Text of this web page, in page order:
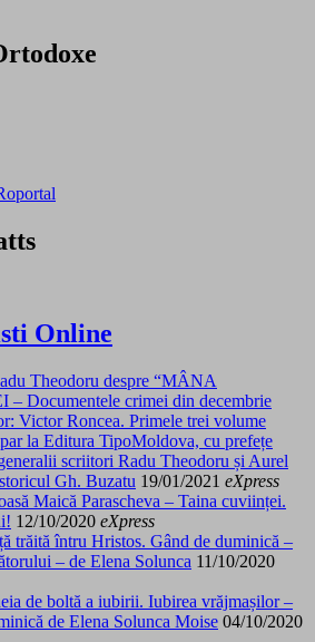
Online
Theodoru despre “MÂNA
– Documentele crimei din decembrie
Victor Roncea. Primele trei volume
la Editura TipoMoldova, cu prefețe
scriitori Radu Theodoru și Aurel
Gh. Buzatu 19/01/2021 eXpress
Maică Parascheva – Taina cuviinței.
12/10/2020 eXpress
trăită întru Hristos. Gând de duminică –
– de Elena Solunca 11/10/2020
de boltă a iubirii. Iubirea vrăjmașilor –
de Elena Solunca Moise 04/10/2020